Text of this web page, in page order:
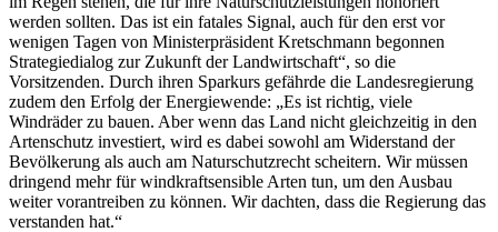
werden sollten. Das ist ein fatales Signal, auch für den erst vor
wenigen Tagen von Ministerpräsident Kretschmann begonnen
Strategiedialog zur Zukunft der Landwirtschaft“, so die
Vorsitzenden. Durch ihren Sparkurs gefährde die Landesregierung
zudem den Erfolg der Energiewende: „Es ist richtig, viele
Windräder zu bauen. Aber wenn das Land nicht gleichzeitig in den
Artenschutz investiert, wird es dabei sowohl am Widerstand der
Bevölkerung als auch am Naturschutzrecht scheitern. Wir müssen
dringend mehr für windkraftsensible Arten tun, um den Ausbau
weiter vorantreiben zu können. Wir dachten, dass die Regierung das
verstanden hat.“